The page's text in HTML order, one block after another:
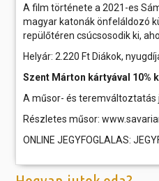
A film története a 2021-es
magyar katonák önfeláldozó
repülőtéren csúcsosodik ki,
Helyár: 2.220 Ft Diákok,
Szent Márton kártyával 10%
A műsor- és teremváltoztatás
Részletes műsor:
ONLINE JEGYFOGLALAS: